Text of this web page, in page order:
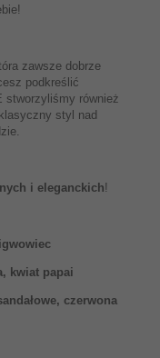
zawsze dobrze
podkreślić
stworzyliśmy również
styl nad
i eleganckich!
kwiat papai
czerwona